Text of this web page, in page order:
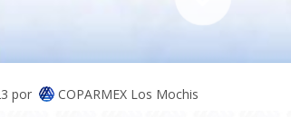
por COPARMEX Los Mochis